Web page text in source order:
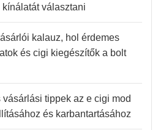
választani
kalauz, hol érdemes
és cigi kiegészítők a bolt
vásárlási tippek az e cigi mod
és karbantartásához